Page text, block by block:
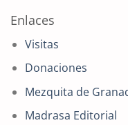
Enlaces
Visitas
Donaciones
Mezquita de
Madrasa Editorial